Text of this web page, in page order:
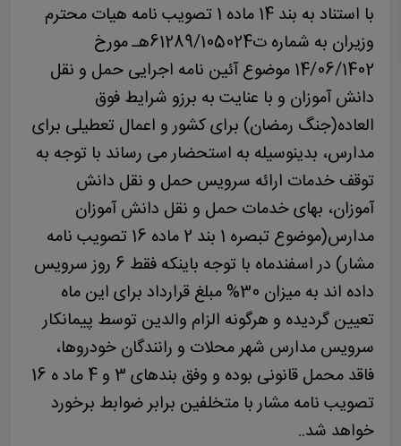
با استناد به بند 14 ماده 1 تصویب نامه هیات محترم
وزیران به شماره ت61289/105024هـ مورخ
14/06/1402 موضوع آئین نامه اجرایی حمل و نقل
دانش آموزان و با عنایت به برزو شرایط فوق
العاده(جنگ رمضان) برای کشور و اعمال تعطیلی برای
مدارس، بدینوسیله به استحضار می رساند با توجه به
توقف خدمات ارائه سرویس حمل و نقل دانش
آموزان، بهای خدمات حمل و نقل دانش آموزان
مدارس(موضوع تبصره 1 بند 2 ماده 16 تصویب نامه
مشار) در اسفندماه با توجه باینکه فقط 6 روز سرویس
داده اند به میزان 30% مبلغ قرارداد برای این ماه
تعیین گردیده و هرگونه الزام والدین توسط پیمانکار
سرویس مدارس شهر محلات و رانندگان خودروها،
فاقد محمل قانونی بوده و وفق بندهای 3 و 4 ماد ه 16
تصویب نامه مشار با متخلفین برابر ضوابط برخورد
خواهد شد..